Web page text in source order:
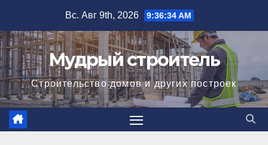
содержимому
Вс. Авг 9th, 2026 9:36:35 AM
Мудрый строитель
Строительство домов и других построек